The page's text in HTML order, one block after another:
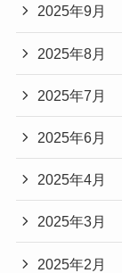
2025年9月
2025年8月
2025年7月
2025年6月
2025年4月
2025年3月
2025年2月